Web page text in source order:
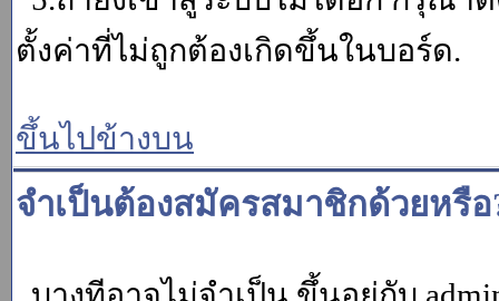
ตั้งค่าที่ไม่ถูกต้องเกิดขึ้นในบอร์ด.
ขึ้นไปข้างบน
จำเป็นต้องสมัครสมาชิกด้วยหรือ